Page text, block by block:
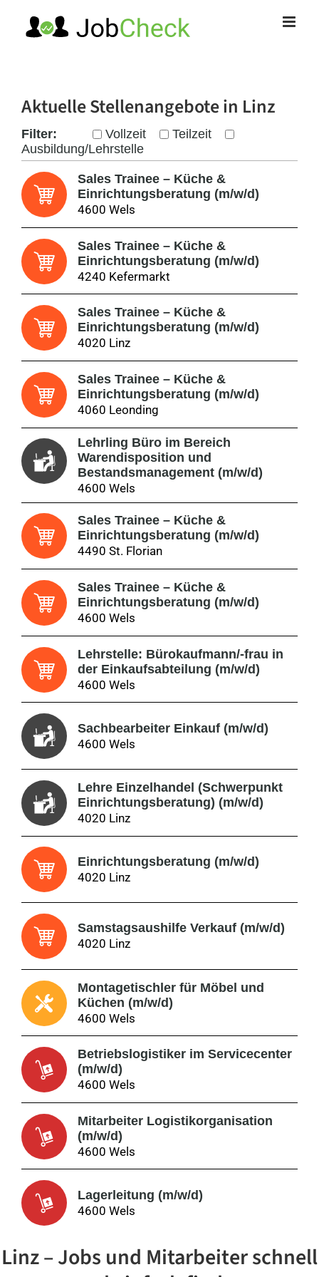
springen
Aktuelle Stellenangebotein Linz
Filter: Vollzeit
Teilzeit
Ausbildung/Lehrstelle
Sales Trainee – Küche &
Einrichtungsberatung (m/w/d)
4600 Wels
Sales Trainee – Küche &
Einrichtungsberatung (m/w/d)
4240 Kefermarkt
Sales Trainee – Küche &
Einrichtungsberatung (m/w/d)
4020 Linz
Sales Trainee – Küche &
Einrichtungsberatung (m/w/d)
4060 Leonding
Lehrling Büro im Bereich
Warendisposition und
Bestandsmanagement (m/w/d)
4600 Wels
Sales Trainee – Küche &
Einrichtungsberatung (m/w/d)
4490 St. Florian
Sales Trainee – Küche &
Einrichtungsberatung (m/w/d)
4600 Wels
Lehrstelle: Bürokaufmann/-frau in
der Einkaufsabteilung (m/w/d)
4600 Wels
Sachbearbeiter Einkauf (m/w/d)
4600 Wels
Lehre Einzelhandel (Schwerpunkt
Einrichtungsberatung) (m/w/d)
4020 Linz
Einrichtungsberatung (m/w/d)
4020 Linz
Samstagsaushilfe Verkauf (m/w/d)
4020 Linz
Montagetischler für Möbel und
Küchen (m/w/d)
4600 Wels
Betriebslogistiker im Servicecenter
(m/w/d)
4600 Wels
Mitarbeiter Logistikorganisation
(m/w/d)
4600 Wels
Lagerleitung (m/w/d)
4600 Wels
SEA Manager (m/w/d)
Linz – Jobs und Mitarbeiter schnell